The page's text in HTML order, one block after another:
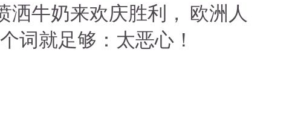
洒牛奶来欢庆胜利， 欧洲人
词就足够：太恶心！